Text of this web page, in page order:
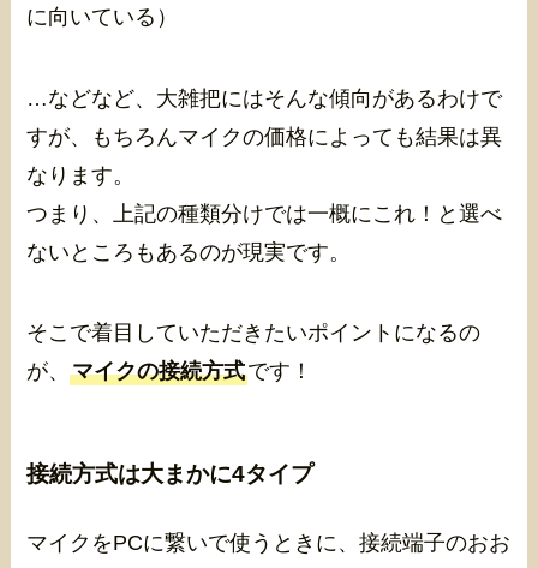
に向いている）
…などなど、大雑把にはそんな傾向があるわけで
すが、もちろんマイクの価格によっても結果は異
なります。
つまり、上記の種類分けでは一概にこれ！と選べ
ないところもあるのが現実です。
そこで着目していただきたいポイントになるの
が、マイクの接続方式です！
接続方式は大まかに4タイプ
マイクをPCに繋いで使うときに、接続端子のおお